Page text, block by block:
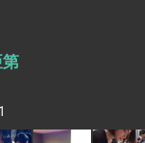
德國馬歇爾基金
戰略夥伴關係
揆期勉爭取時間完